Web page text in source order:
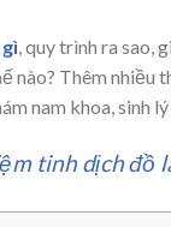
, quy trình ra sao,
nào? Thêm
nam khoa, sinh lý
tinh dịch đồ